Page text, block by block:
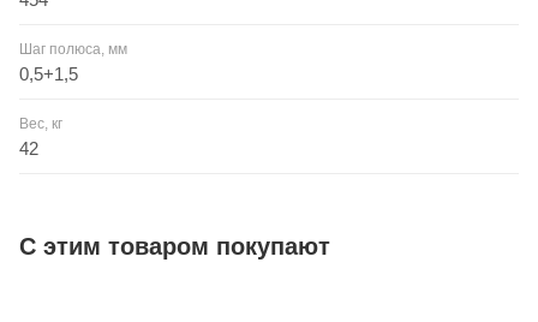
Шаг полюса, мм
0,5+1,5
Вес, кг
42
С этим товаром покупают